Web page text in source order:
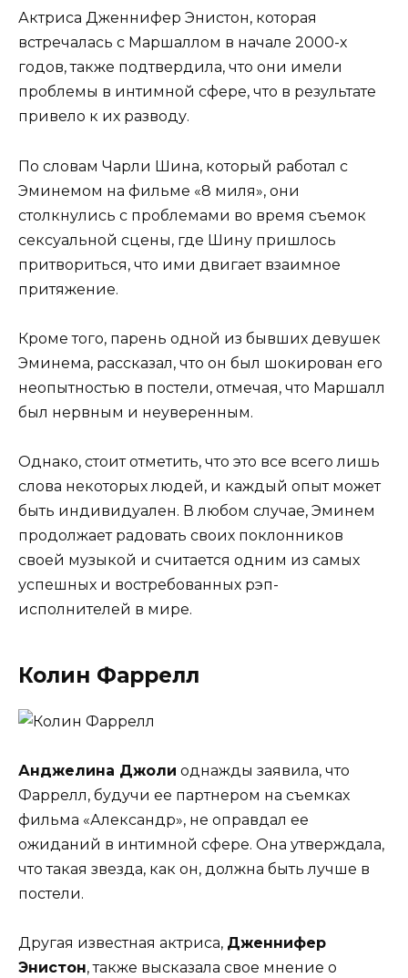
Актриса Дженнифер Энистон, которая
встречалась с Маршаллом в начале 2000-х
годов, также подтвердила, что они имели
проблемы в интимной сфере, что в результате
привело к их разводу.
По словам Чарли Шина, который работал с
Эминемом на фильме «8 миля», они
столкнулись с проблемами во время съемок
сексуальной сцены, где Шину пришлось
притвориться, что ими двигает взаимное
притяжение.
Кроме того, парень одной из бывших девушек
Эминема, рассказал, что он был шокирован его
неопытностью в постели, отмечая, что Маршалл
был нервным и неуверенным.
Однако, стоит отметить, что это все всего лишь
слова некоторых людей, и каждый опыт может
быть индивидуален. В любом случае, Эминем
продолжает радовать своих поклонников
своей музыкой и считается одним из самых
успешных и востребованных рэп-
исполнителей в мире.
Колин Фаррелл
Анджелина Джоли однажды заявила, что
Фаррелл, будучи ее партнером на съемках
фильма «Александр», не оправдал ее
ожиданий в интимной сфере. Она утверждала,
что такая звезда, как он, должна быть лучше в
постели.
Другая известная актриса, Дженнифер
Энистон, также высказала свое мнение о